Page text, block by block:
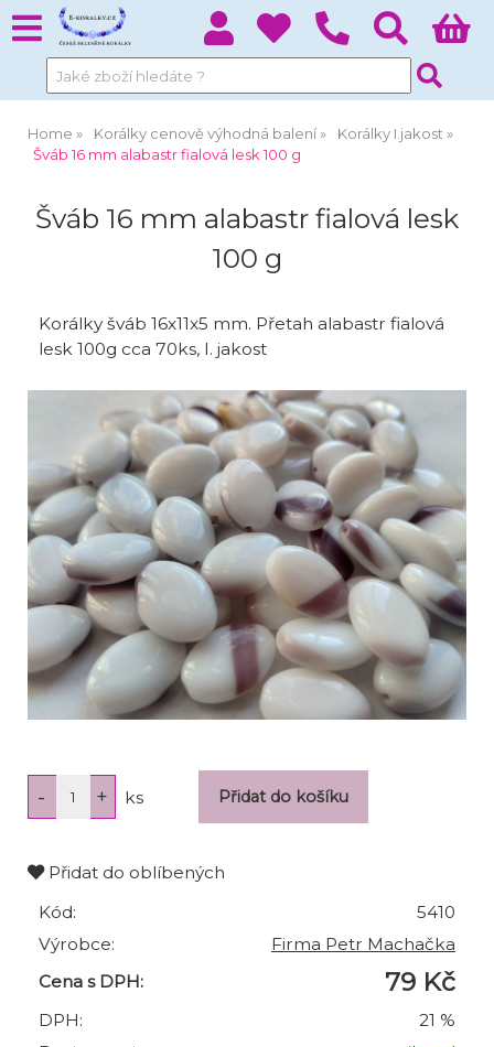
Home Korálky cenově výhodná balení
Korálky I.jakost
Šváb 16 mm alabastr fialová lesk 100 g
Šváb 16 mm alabastr fialová lesk
100 g
Korálky šváb 16x11x5 mm. Přetah alabastr fialová
lesk 100g cca 70ks, I. jakost
ks
Přidat do oblíbených
Kód:
5410
Výrobce:
Firma Petr Machačka
Cena s DPH:
79 Kč
DPH:
21 %